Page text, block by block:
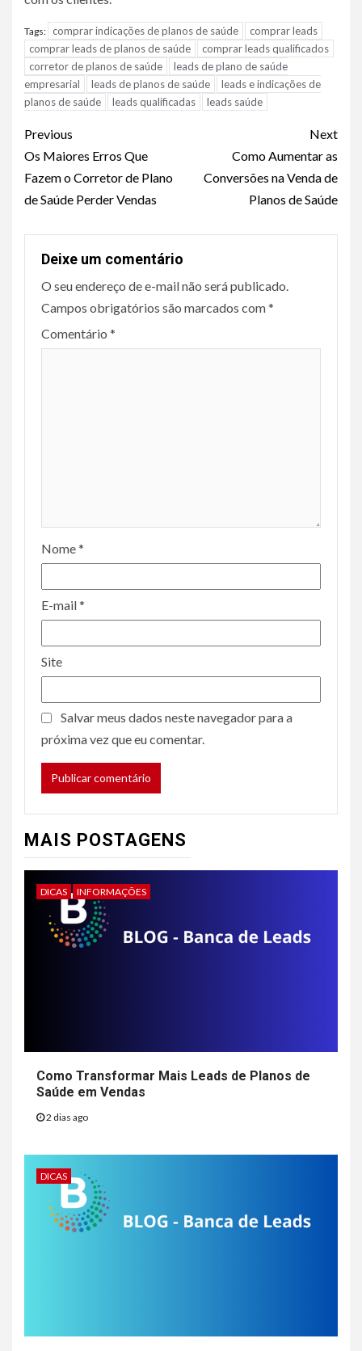
Tags: comprar indicações de planos de saúde
comprar leads
comprar leads de planos de saúde
comprar leads qualificados
corretor de planos de saúde
leads de plano de saúde
empresarial
leads de planos de saúde
leads e indicações de
planos de saúde
leads qualificadas leads saúde
Continue
Reading
Previous
Os Maiores Erros Que
Fazem o Corretor de Plano
de Saúde Perder Vendas
Next
Como Aumentar as
Conversões na Venda de
Planos de Saúde
Deixe um comentário
O seu endereço de e-mail não será publicado.
Campos obrigatórios são marcados com*
Comentário *
Nome*
E-mail*
Site
Salvar meus dados neste navegador para a
próxima vez que eu comentar.
MAIS POSTAGENS
DICAS INFORMAÇÕES
Como Transformar Mais Leads de Planos de
Saúde em Vendas
2 dias ago
DICAS